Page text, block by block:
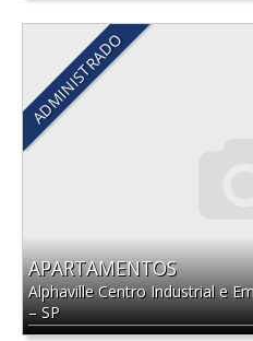
ADMINISTRADO
APARTAMENTOS
Alphaville Centro Industrial e
–SP